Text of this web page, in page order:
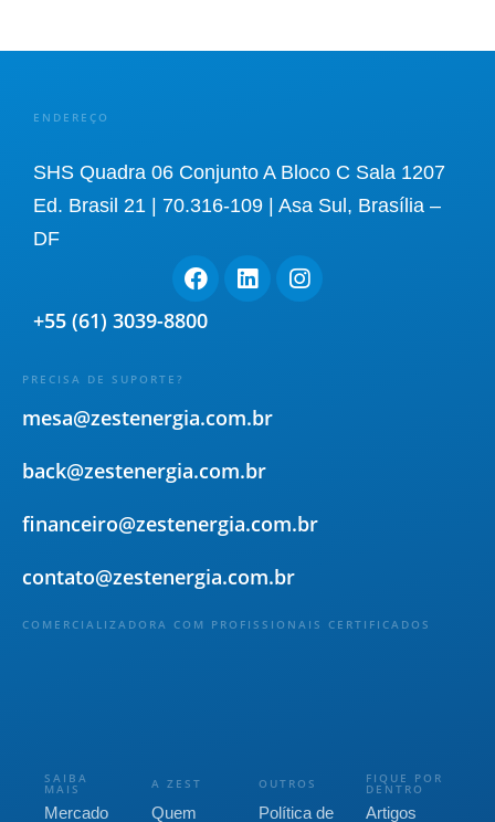
ENDEREÇO
SHS Quadra 06 Conjunto A Bloco C Sala 1207
Ed. Brasil 21 | 70.316-109 | Asa Sul, Brasília –
DF
+55 (61) 3039-8800
PRECISA DE SUPORTE?
mesa@zestenergia.com.br
back@zestenergia.com.br
financeiro@zestenergia.com.br
contato@zestenergia.com.br
COMERCIALIZADORA COM PROFISSIONAIS CERTIFICADOS
SAIBA
MAIS
Mercado
A ZEST
Quem
OUTROS
Política de
FIQUE POR
DENTRO
Artigos